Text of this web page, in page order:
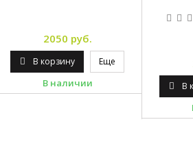
2050 руб.
В корзину Еще
В наличии В